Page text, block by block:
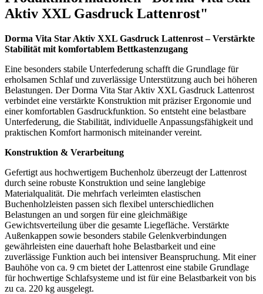
Aktiv XXL Gasdruck Lattenrost"
Dorma Vita Star Aktiv XXL Gasdruck Lattenrost – Verstärkte
Stabilität mit komfortablem Bettkastenzugang
Eine besonders stabile Unterfederung schafft die Grundlage für
erholsamen Schlaf und zuverlässige Unterstützung auch bei höheren
Belastungen. Der Dorma Vita Star Aktiv XXL Gasdruck Lattenrost
verbindet eine verstärkte Konstruktion mit präziser Ergonomie und
einer komfortablen Gasdruckfunktion. So entsteht eine belastbare
Unterfederung, die Stabilität, individuelle Anpassungsfähigkeit und
praktischen Komfort harmonisch miteinander vereint.
Konstruktion & Verarbeitung
Gefertigt aus hochwertigem Buchenholz überzeugt der Lattenrost
durch seine robuste Konstruktion und seine langlebige
Materialqualität. Die mehrfach verleimten elastischen
Buchenholzleisten passen sich flexibel unterschiedlichen
Belastungen an und sorgen für eine gleichmäßige
Gewichtsverteilung über die gesamte Liegefläche. Verstärkte
Außenkappen sowie besonders stabile Gelenkverbindungen
gewährleisten eine dauerhaft hohe Belastbarkeit und eine
zuverlässige Funktion auch bei intensiver Beanspruchung. Mit einer
Bauhöhe von ca. 9 cm bietet der Lattenrost eine stabile Grundlage
für hochwertige Schlafsysteme und ist für eine Belastbarkeit von bis
zu ca. 220 kg ausgelegt.